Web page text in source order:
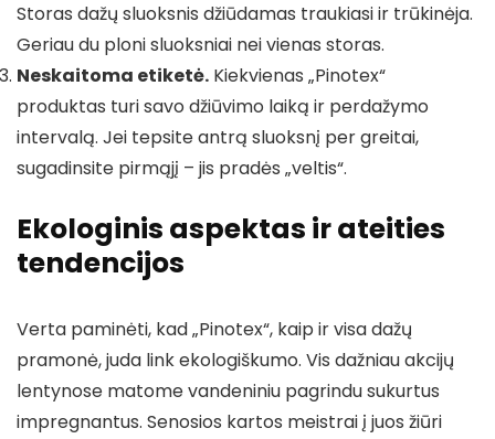
Storas dažų sluoksnis džiūdamas traukiasi ir trūkinėja.
Geriau du ploni sluoksniai nei vienas storas.
Neskaitoma etiketė. Kiekvienas „Pinotex“
produktas turi savo džiūvimo laiką ir perdažymo
intervalą. Jei tepsite antrą sluoksnį per greitai,
sugadinsite pirmąjį – jis pradės „veltis“.
Ekologinis aspektas ir ateities
tendencijos
Verta paminėti, kad „Pinotex“, kaip ir visa dažų
pramonė, juda link ekologiškumo. Vis dažniau akcijų
lentynose matome vandeniniu pagrindu sukurtus
impregnantus. Senosios kartos meistrai į juos žiūri